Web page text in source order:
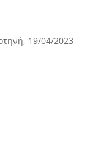
19/04/2023